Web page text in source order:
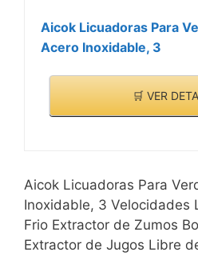
Aicok Licuadoras Para
Acero Inoxidable, 3
🛒 VER
Aicok Licuadoras Para
Inoxidable, 3 Velocidades
Frio Extractor de Zumos
Extractor de Jugos Libre